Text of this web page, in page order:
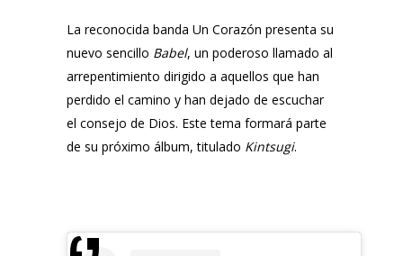
La reconocida banda Un Corazón presenta su
nuevo sencillo Babel, un poderoso llamado al
arrepentimiento dirigido a aquellos que han
perdido el camino y han dejado de escuchar
el consejo de Dios. Este tema formará parte
de su próximo álbum, titulado Kintsugi.